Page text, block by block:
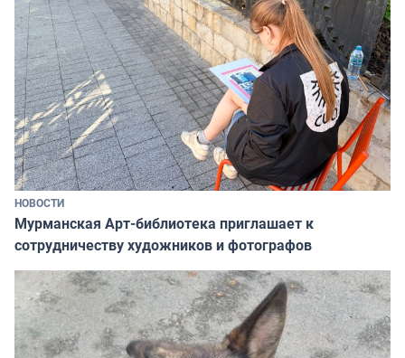
НОВОСТИ
Мурманская Арт-библиотека приглашает к
сотрудничеству художников и фотографов